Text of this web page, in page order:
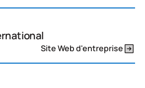
Site Web d'entreprise